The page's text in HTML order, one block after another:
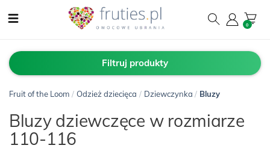
0
Filtruj produkty
Fruit of the Loom / Odzież dziecięca / Dziewczynka / Bluzy
Bluzy dziewczęce w rozmiarze
110-116